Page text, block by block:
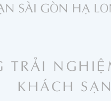
SÀI GÒN HẠ
TRẢI
KHÁCH